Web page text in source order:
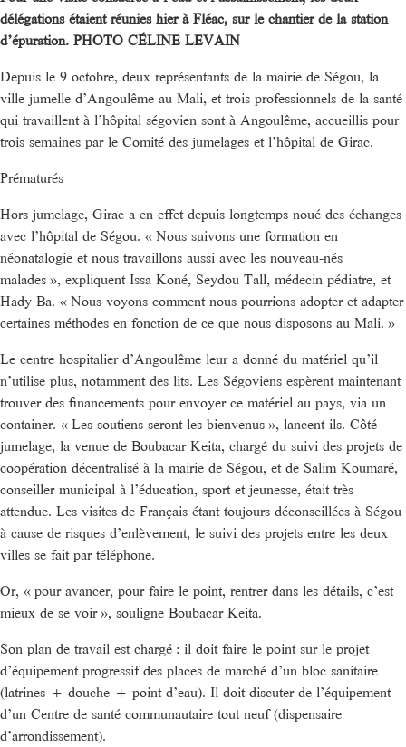
délégations étaient réunies hier à Fléac, sur le chantier de la station
d’épuration. PHOTO CÉLINE LEVAIN
Depuis le 9 octobre, deux représentants de la mairie de Ségou, la
ville jumelle d’Angoulême au Mali, et trois professionnels de la santé
qui travaillent à l’hôpital ségovien sont à Angoulême, accueillis pour
trois semaines par le Comité des jumelages et l’hôpital de Girac.
Prématurés
Hors jumelage, Girac a en effet depuis longtemps noué des échanges
avec l’hôpital de Ségou. « Nous suivons une formation en
néonatalogie et nous travaillons aussi avec les nouveau-nés
malades », expliquent Issa Koné, Seydou Tall, médecin pédiatre, et
Hady Ba. « Nous voyons comment nous pourrions adopter et adapter
certaines méthodes en fonction de ce que nous disposons au Mali. »
Le centre hospitalier d’Angoulême leur a donné du matériel qu’il
n’utilise plus, notamment des lits. Les Ségoviens espèrent maintenant
trouver des financements pour envoyer ce matériel au pays, via un
container. « Les soutiens seront les bienvenus », lancent-ils. Côté
jumelage, la venue de Boubacar Keita, chargé du suivi des projets de
coopération décentralisé à la mairie de Ségou, et de Salim Koumaré,
conseiller municipal à l’éducation, sport et jeunesse, était très
attendue. Les visites de Français étant toujours déconseillées à Ségou
à cause de risques d’enlèvement, le suivi des projets entre les deux
villes se fait par téléphone.
Or, « pour avancer, pour faire le point, rentrer dans les détails, c’est
mieux de se voir », souligne Boubacar Keita.
Son plan de travail est chargé : il doit faire le point sur le projet
d’équipement progressif des places de marché d’un bloc sanitaire
(latrines + douche + point d’eau). Il doit discuter de l’équipement
d’un Centre de santé communautaire tout neuf (dispensaire
d’arrondissement).